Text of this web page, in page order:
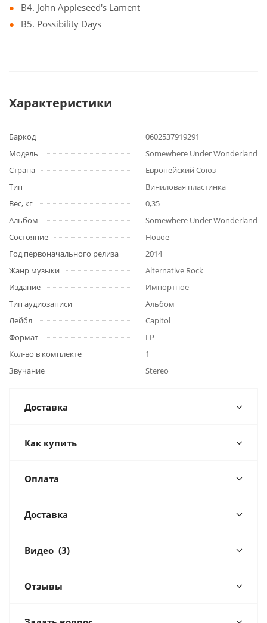
B4. John Appleseed's Lament
B5. Possibility Days
Характеристики
Баркод
0602537919291
Модель
Somewhere Under Wonderland
Страна
Европейский Союз
Тип
Виниловая пластинка
Вес, кг
0,35
Альбом
Somewhere Under Wonderland
Состояние
Новое
Год первоначального релиза
2014
Жанр музыки
Alternative Rock
Издание
Импортное
Тип аудиозаписи
Альбом
Лейбл
Capitol
Формат
LP
Кол-во в комплекте
1
Звучание
Stereo
Доставка
Как купить
Оплата
Доставка
Видео (3)
Отзывы